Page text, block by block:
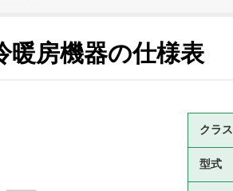
暖房機器の仕様表
クラス
型式